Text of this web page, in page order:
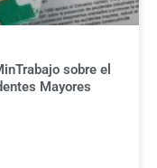
sobre el
Mayores